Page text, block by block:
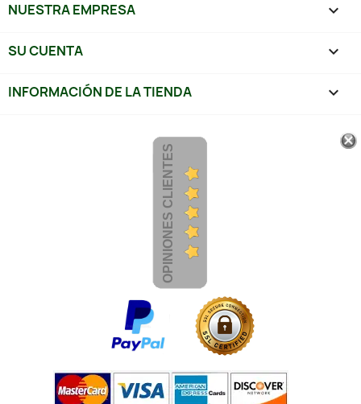
NUESTRA EMPRESA 
SU CUENTA 
INFORMACIÓN DE LA TIENDA keyboard_arrow_down
OPINIONES CLIENTES